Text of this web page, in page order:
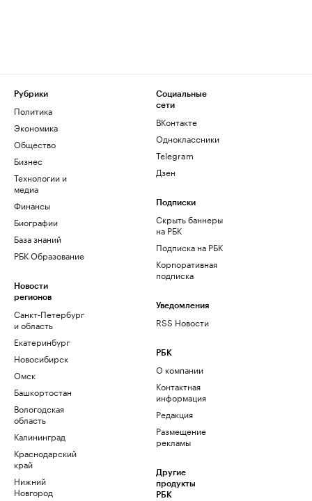
Рубрики
Политика
Экономика
Общество
Бизнес
Технологии и
медиа
Финансы
Биографии
База знаний
РБК Образование
Новости
регионов
Санкт-Петербург
и область
Екатеринбург
Новосибирск
Омск
Башкортостан
Вологодская
область
Калининград
Краснодарский
край
Нижний
Новгород
Социальные
сети
ВКонтакте
Одноклассники
Telegram
Дзен
Подписки
Скрыть баннеры
на РБК
Подписка на РБК
Корпоративная
подписка
Уведомления
RSS Новости
РБК
О компании
Контактная
информация
Редакция
Размещение
рекламы
Другие
продукты
РБК